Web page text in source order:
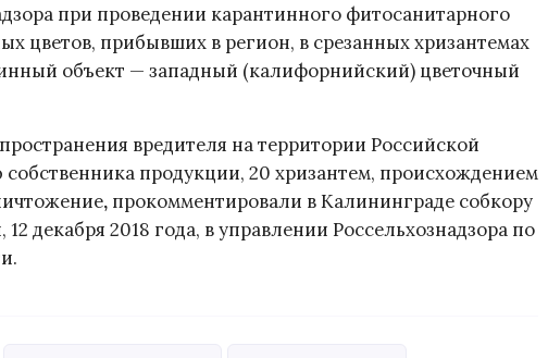
при проведении карантинного фитосанитарного
цветов, прибывших в регион, в срезанных хризантемах
объект — западный (калифорнийский) цветочный
вредителя на территории Российской
продукции, 20 хризантем, происхождением
, прокомментировали в Калининграде собкору
12 декабря 2018 года, в управлении Россельхознадзора по